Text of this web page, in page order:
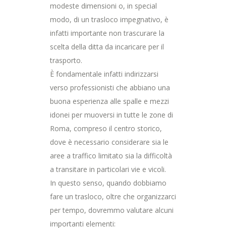
modeste dimensioni o, in special
modo, di un trasloco impegnativo, è
infatti importante non trascurare la
scelta della ditta da incaricare per il
trasporto.
È fondamentale infatti indirizzarsi
verso professionisti che abbiano una
buona esperienza alle spalle e mezzi
idonei per muoversi in tutte le zone di
Roma, compreso il centro storico,
dove è necessario considerare sia le
aree a traffico limitato sia la difficoltà
a transitare in particolari vie e vicoli.
In questo senso, quando dobbiamo
fare un trasloco, oltre che organizzarci
per tempo, dovremmo valutare alcuni
importanti elementi: